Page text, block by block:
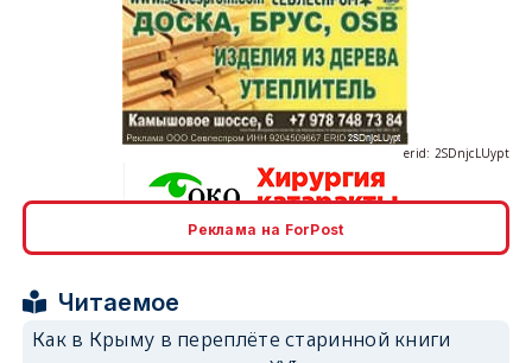
erid: 2SDnjcLUypt
Реклама на ForPost
Читаемое
Как в Крыму в переплёте старинной книги